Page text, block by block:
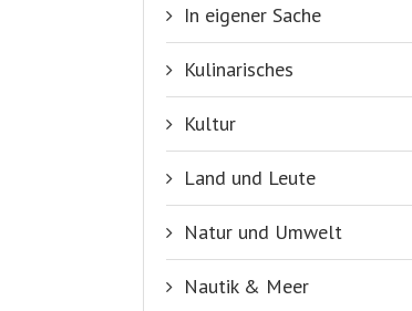
In eigener Sache
Kulinarisches
Kultur
Land und Leute
Natur und Umwelt
Nautik & Meer